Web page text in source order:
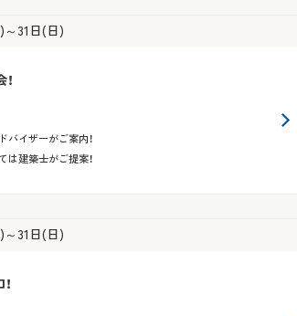
～31日(日)
バイザーがご案内！
は建築士がご提案！
～31日(日)